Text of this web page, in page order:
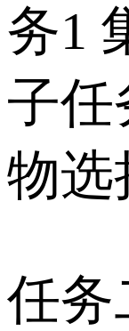
务1
子任
物选
任务